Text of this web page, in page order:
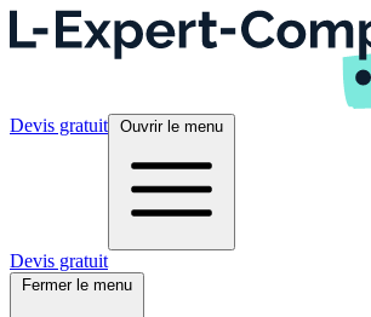
Devis gratuit Ouvrir le menu
Devis gratuit
Fermer le menu